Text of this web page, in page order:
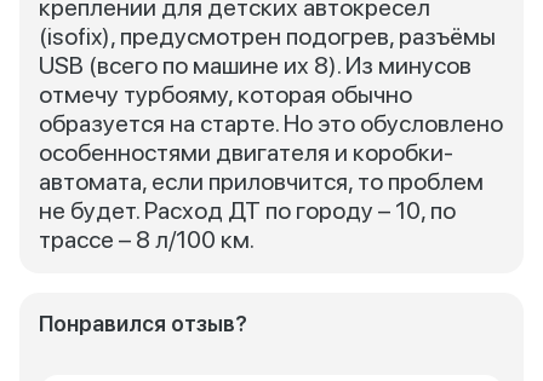
креплении для детских автокресел
(isofix), предусмотрен подогрев, разъёмы
USB (всего по машине их 8). Из минусов
отмечу турбояму, которая обычно
образуется на старте. Но это обусловлено
особенностями двигателя и коробки-
автомата, если приловчится, то проблем
не будет. Расход ДТ по городу – 10, по
трассе – 8 л/100 км.
Понравился отзыв?